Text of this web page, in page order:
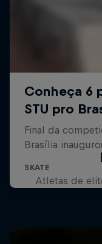
Atletas de